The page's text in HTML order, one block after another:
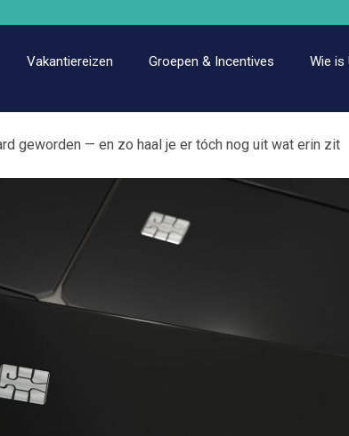
Vakantiereizen Groepen & Incentives Wie is
geworden — en zo haal je er tóch nog uit wat erin zit